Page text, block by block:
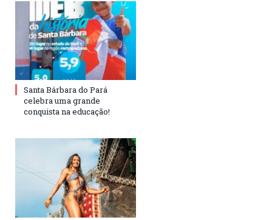
Santa Bárbara do Pará
celebra uma grande
conquista na educação!